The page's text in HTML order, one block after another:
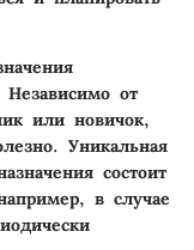
Независимо от
или новичок,
Уникальная
состоит
в случае